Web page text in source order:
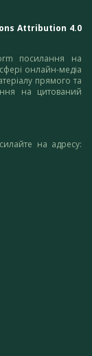
Attribution 4.0
посилання на
сфері онлайн-медіа
прямого та
на цитований
на адресу: